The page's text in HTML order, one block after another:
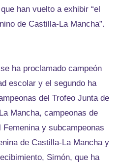
han vuelto a exhibir “el
de Castilla-La Mancha”.
ha proclamado campeón
escolar y el segundo ha
del Trofeo Junta de
Mancha, campeonas de
y subcampeonas
de Castilla-La Mancha y
Simón, que ha